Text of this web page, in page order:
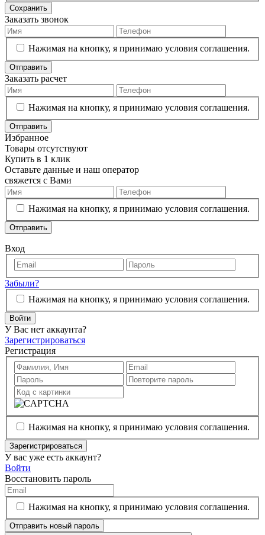
Сохранить
Заказать звонок
Нажимая на кнопку, я принимаю условия соглашения.
Отправить
Заказать расчет
Нажимая на кнопку, я принимаю условия соглашения.
Отправить
Избранное
Товары отсутствуют
Купить в 1 клик
Оставьте данные и наш оператор
свяжется с Вами
Нажимая на кнопку, я принимаю условия соглашения.
Отправить
Вход
Забыли?
Нажимая на кнопку, я принимаю условия соглашения.
Войти
У Вас нет аккаунта?
Зарегистрироваться
Регистрация
Нажимая на кнопку, я принимаю условия соглашения.
Зарегистрироваться
У вас уже есть аккаунт?
Войти
Восстановить пароль
Нажимая на кнопку, я принимаю условия соглашения.
Отправить новый пароль